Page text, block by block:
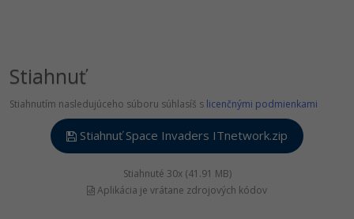
Stiahnuť
Stiahnutím nasledujúceho súboru súhlasíš s licenčnými podmienkami
Stiahnuť Space Invaders ITnetwork.zip
Stiahnuté 30x (41.91 MB)
Aplikácia je vrátane zdrojových kódov